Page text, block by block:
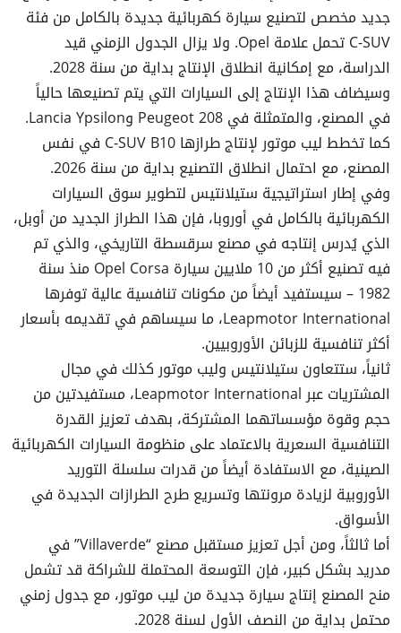
جديد مخصص لتصنيع سيارة كهربائية جديدة بالكامل من فئة
C-SUV تحمل علامة Opel. ولا يزال الجدول الزمني قيد
الدراسة، مع إمكانية انطلاق الإنتاج بداية من سنة 2028.
وسيضاف هذا الإنتاج إلى السيارات التي يتم تصنيعها حالياً
في المصنع، والمتمثلة في Peugeot 208 وLancia Ypsilon.
كما تخطط ليب موتور لإنتاج طرازها C-SUV B10 في نفس
المصنع، مع احتمال انطلاق التصنيع بداية من سنة 2026.
وفي إطار استراتيجية ستيلانتيس لتطوير سوق السيارات
الكهربائية بالكامل في أوروبا، فإن هذا الطراز الجديد من أوبل،
الذي يُدرس إنتاجه في مصنع سرقسطة التاريخي، والذي تم
فيه تصنيع أكثر من 10 ملايين سيارة Opel Corsa منذ سنة
1982 – سيستفيد أيضاً من مكونات تنافسية عالية توفرها
Leapmotor International، ما سيساهم في تقديمه بأسعار
أكثر تنافسية للزبائن الأوروبيين.
ثانياً، ستتعاون ستيلانتيس وليب موتور كذلك في مجال
المشتريات عبر Leapmotor International، مستفيدتين من
حجم وقوة مؤسساتهما المشتركة، بهدف تعزيز القدرة
التنافسية السعرية بالاعتماد على منظومة السيارات الكهربائية
الصينية، مع الاستفادة أيضاً من قدرات سلسلة التوريد
الأوروبية لزيادة مرونتها وتسريع طرح الطرازات الجديدة في
الأسواق.
أما ثالثاً، ومن أجل تعزيز مستقبل مصنع “Villaverde” في
مدريد بشكل كبير، فإن التوسعة المحتملة للشراكة قد تشمل
منح المصنع إنتاج سيارة جديدة من ليب موتور، مع جدول زمني
محتمل بداية من النصف الأول لسنة 2028.